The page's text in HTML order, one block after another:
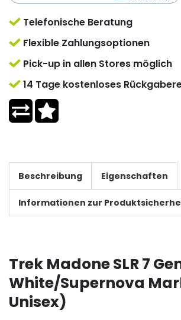
Telefonische Beratung
Flexible Zahlungsoptionen
Pick-up in allen Stores möglich
14 Tage kostenloses
Beschreibung Eigenschaften
Informationen zur
Trek Madone SLR 7
White/Supernova
Unisex)